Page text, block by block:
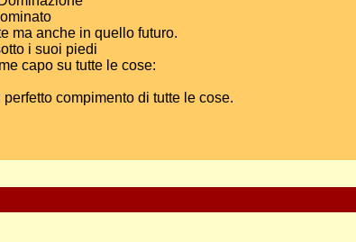
ma anche in quello futuro.
i suoi piedi
capo su tutte le cose:
compimento di tutte le cose.